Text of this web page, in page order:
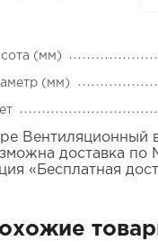
(мм)
(мм)
Вентиляционный
доставка по
«Бесплатная